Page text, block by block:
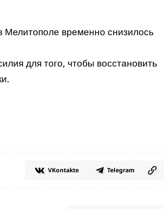
Мелитополе временноснизилось
для того, чтобы восстановить
VKontakte Telegram